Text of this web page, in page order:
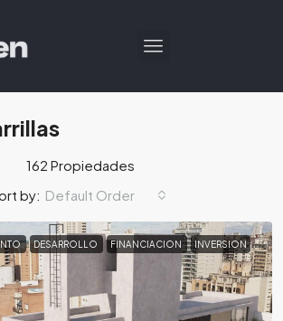
162 Propiedades
by: Default Order
DESARROLLO FINANCIACION INVERSION